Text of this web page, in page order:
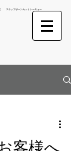
ステップボーンカットトーキョー